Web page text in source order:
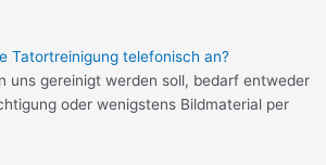
Tatortreinigung telefonisch an?
uns gereinigt werden soll, bedarf entweder
oder wenigstens Bildmaterial per